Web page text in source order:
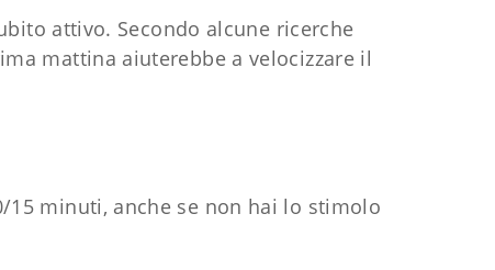
attivo. Secondo alcune ricerche
mattina aiuterebbe a velocizzare il
15 minuti, anche se non hai lo stimolo